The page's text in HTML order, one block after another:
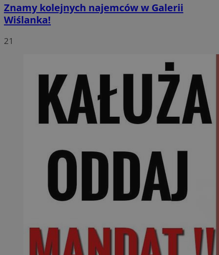
Znamy kolejnych najemców w Galerii
Wiślanka!
21